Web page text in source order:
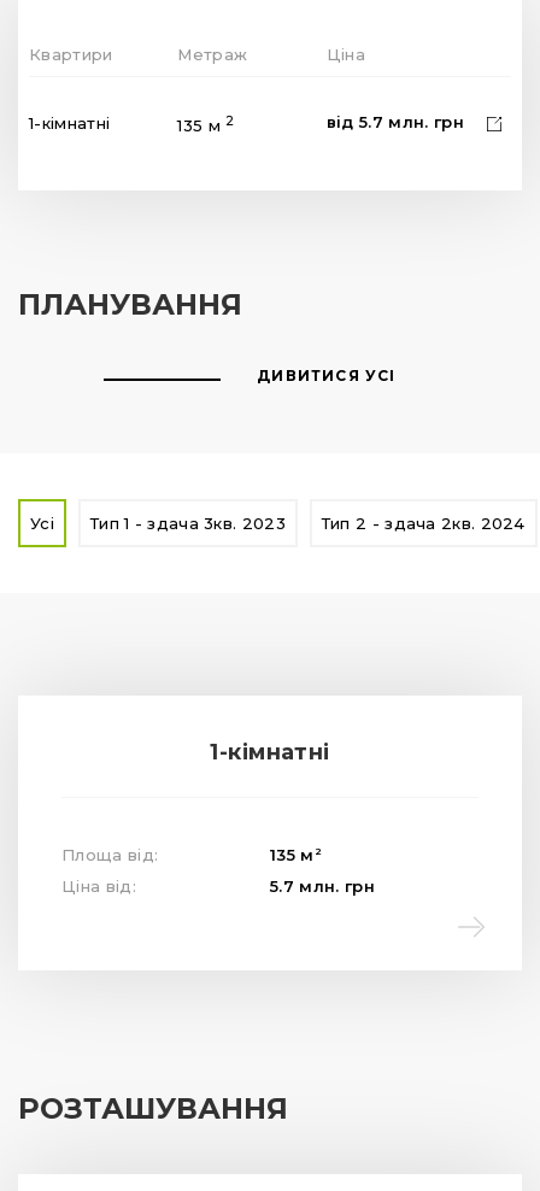
Квартири Метраж Ціна
1-кімнатні 135 м 2 від5.7 млн. грн
ПЛАНУВАННЯ
ДИВИТИСЯ УСІ
Усі Тип 1 - здача 3кв. 2023 Тип 2 - здача 2кв. 2024
1-кімнатні
Площа від: 135 м 2
Ціна від: 5.7 млн. грн
РОЗТАШУВАННЯ